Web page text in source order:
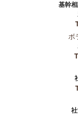
基幹
ボ